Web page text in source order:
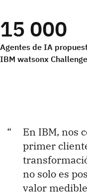
15 000
Agentes de IA
IBM watsonx
En IBM, nos
primer
no solo es
valor